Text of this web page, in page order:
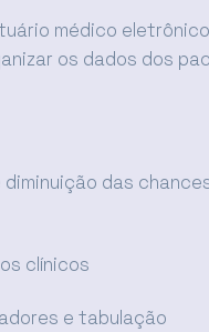
médico
os dados dos
das
clínicos
e tabulação